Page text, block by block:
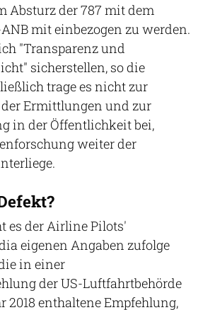
Absturz der 787 mit dem
mit einbezogen zu werden.
"Transparenz und
sicherstellen, so die
trage es nicht zur
Ermittlungen und zur
in der Öffentlichkeit bei,
weiter der
es der Airline Pilots'
eigenen Angaben zufolge
in einer
der US-Luftfahrtbehörde
2018 enthaltene Empfehlung,